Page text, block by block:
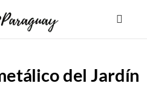
del Jardín